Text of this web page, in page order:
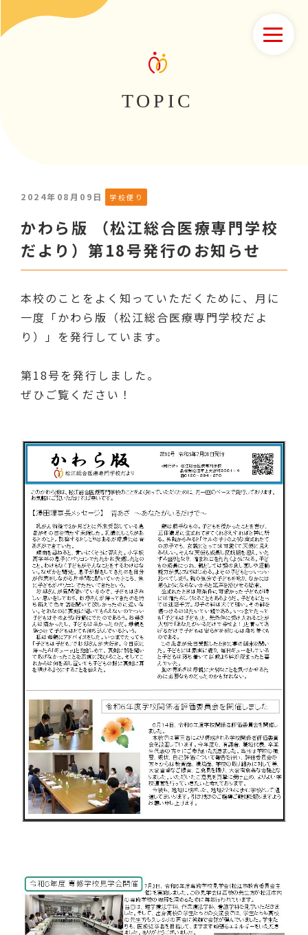
TOPIC
2024年08月09日 学校便り
かわら版 （松江総合医療専門学校
だより）第18号発行のお知らせ
本校のことをよく知っていただくために、月に
一度「かわら版（松江総合医療専門学校だよ
り）」を発行しています。
第18号を発行しました。
ぜひご覧ください！